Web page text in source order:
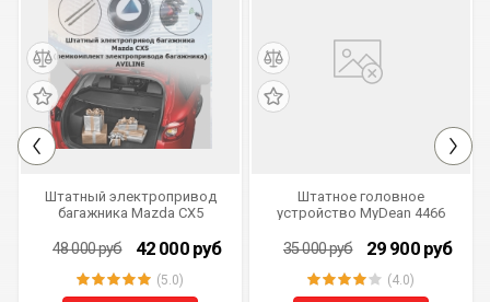
СКИДКА 6 000 РУБ
Штатный электропривод
багажника Mazda CX5
электропривода
багажника) AVILINE MOTOR-
CX5
48 000руб 42 000 руб
(5.0)
СКИДКА 5 100 РУБ
Штатное головное
устройство MyDean 4466
35 000руб 29 900 руб
(4.0)